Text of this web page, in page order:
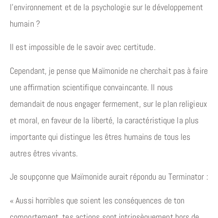
l’environnement et de la psychologie sur le développement
humain ?
Il est impossible de le savoir avec certitude.
Cependant, je pense que Maïmonide ne cherchait pas à faire
une affirmation scientifique convaincante. Il nous
demandait de nous engager fermement, sur le plan religieux
et moral, en faveur de la liberté, la caractéristique la plus
importante qui distingue les êtres humains de tous les
autres êtres vivants.
Je soupçonne que Maïmonide aurait répondu au Terminator :
« Aussi horribles que soient les conséquences de ton